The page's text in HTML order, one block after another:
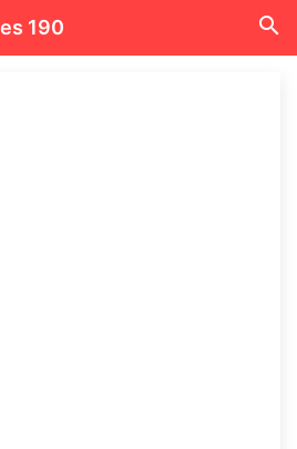
190 search